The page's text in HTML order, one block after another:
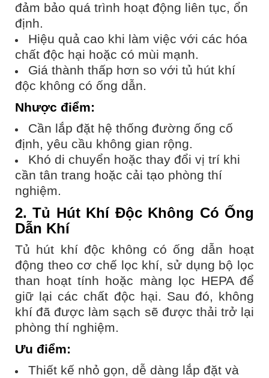
đảm bảo quá trình hoạt động liên tục, ổn
định.
Hiệu quả cao khi làm việc với các hóa
chất độc hại hoặc có mùi mạnh.
Giá thành thấp hơn so với tủ hút khí
độc không có ống dẫn.
Nhược điểm:
Cần lắp đặt hệ thống đường ống cố
định, yêu cầu không gian rộng.
Khó di chuyển hoặc thay đổi vị trí khi
cần tân trang hoặc cải tạo phòng thí
nghiệm.
2. Tủ Hút Khí Độc Không Có Ống
Dẫn Khí
Tủ hút khí độc không có ống dẫn hoạt
động theo cơ chế lọc khí, sử dụng bộ lọc
than hoạt tính hoặc màng lọc HEPA để
giữ lại các chất độc hại. Sau đó, không
khí đã được làm sạch sẽ được thải trở lại
phòng thí nghiệm.
Ưu điểm:
Thiết kế nhỏ gọn, dễ dàng lắp đặt và